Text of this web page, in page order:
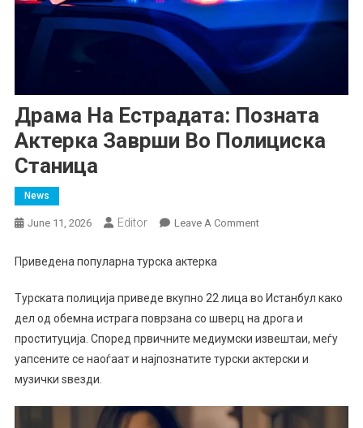
Драма На Естрадата: Позната
Актерка Заврши Во Полициска
Станица
News
June 11, 2026 Еditor Leave A CommentOn
Позната
Актерка
Заврши
Приведена популарна турска актерка
Турската полиција приведе вкупно 22 лица во Истанбул како
дел од обемна истрага поврзана со шверц на дрога и
проституција. Според првичните медиумски извештаи, меѓу
уапсените се наоѓаат и најпознатите турски актерски и
музички ѕвезди.